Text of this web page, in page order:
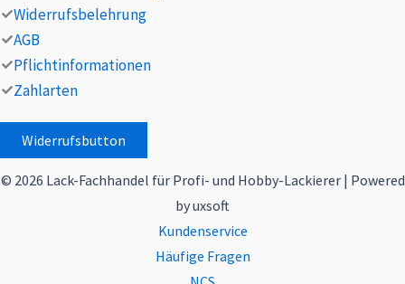
Widerrufsbelehrung
AGB
Pflichtinformationen
Zahlarten
Widerrufsbutton
© 2026 Lack-Fachhandel für Profi- und Hobby-Lackierer | Powered
by uxsoft
Kundenservice
Häufige Fragen